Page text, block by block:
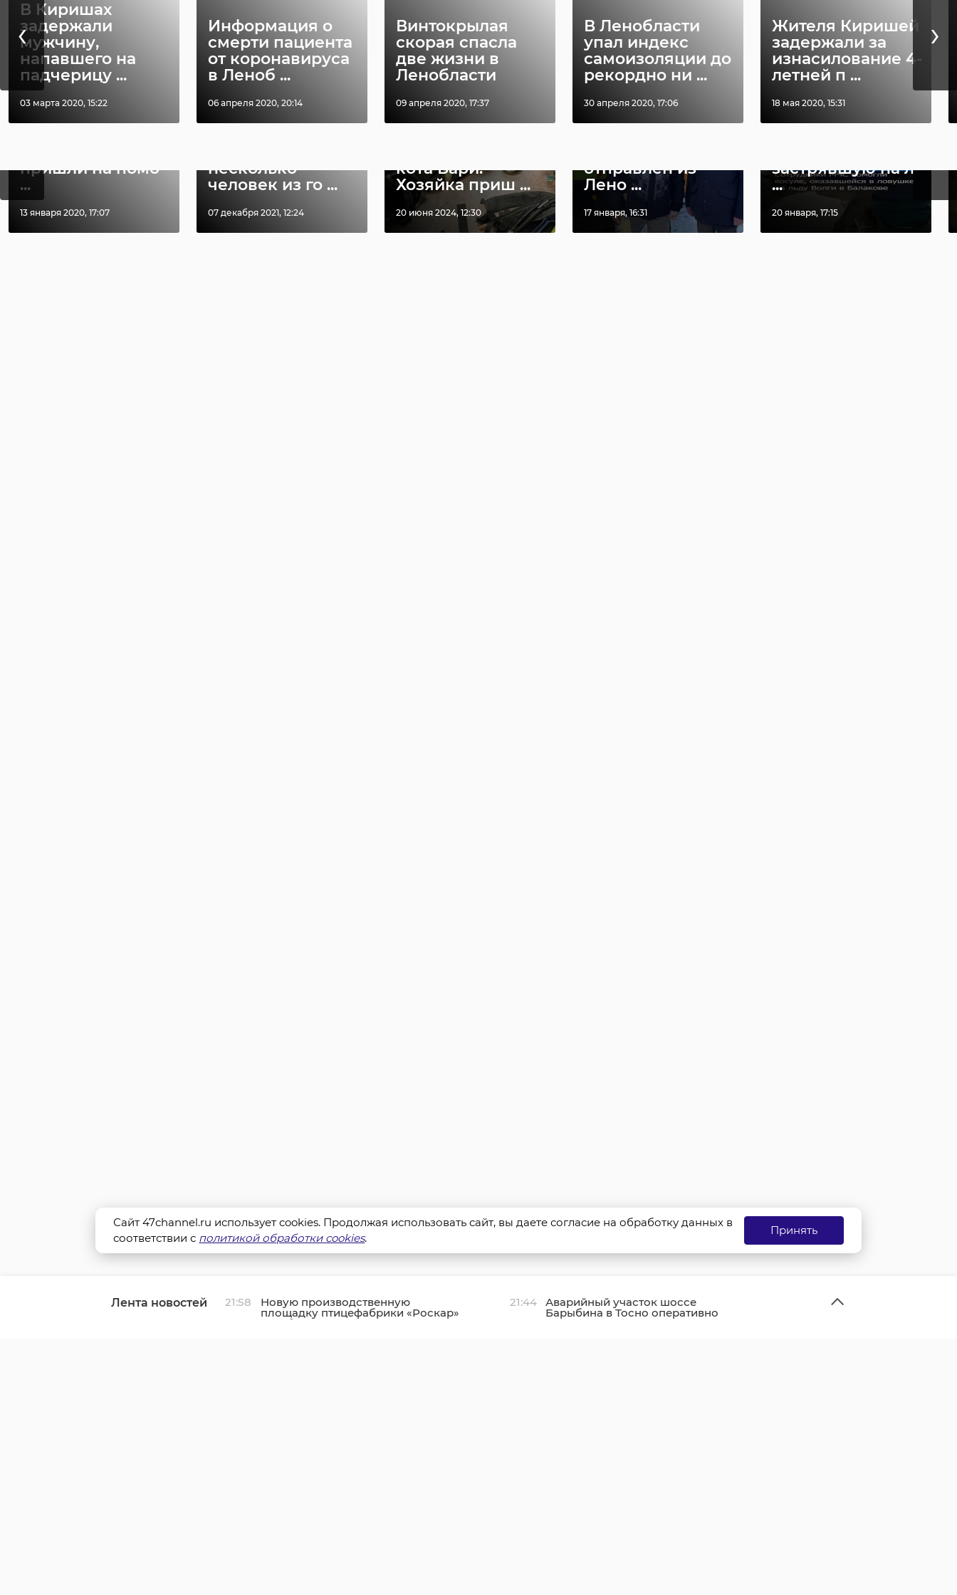
В Киришах
задержали
мужчину,
напавшего на
падчерицу ...
03 марта 2020, 15:22
Информация о
смерти пациента
от коронавируса
в Леноб ...
06 апреля 2020, 20:14
Винтокрылая
скорая спасла
две жизни в
Ленобласти
09 апреля 2020, 17:37
В Ленобласти
упал индекс
самоизоляции до
рекордно ни ...
30 апреля 2020, 17:06
Жителя Киришей
задержали за
изнасилование 4-
летней п ...
18 мая 2020, 15:31
‹ ›
РЕКОМЕНДУЕМ
В Белгородской
пришли на помо
...
13 января 2020, 17:07
несколько
человек из го ...
07 декабря 2021, 12:24
кота Бари.
Хозяйка приш ...
20 июня 2024, 12:30
Очередной груз
отправлен из
Лено ...
17 января, 16:31
В Саратовской
застрявшую на л
...
20 января, 17:15
Лента новостей 21:58 Новую производственную
площадку птицефабрики «Роскар»
в Выборгском районе подключили
21:44 Аварийный участок шоссе
Барыбина в Тосно оперативно
отремонтировали и открыли для
Сайт 47channel.ru использует cookies. Продолжая использовать сайт, вы даете согласие на обработку данных в
соответствии с политикой обработки cookies.
Принять